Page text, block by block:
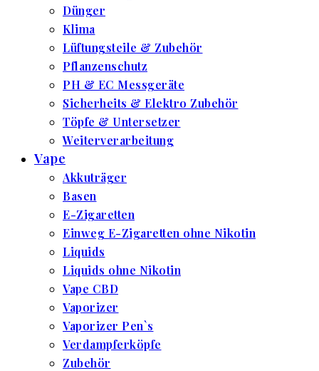
Dünger
Klima
Lüftungsteile & Zubehör
Pflanzenschutz
PH & EC Messgeräte
Sicherheits & Elektro Zubehör
Töpfe & Untersetzer
Weiterverarbeitung
Vape
Akkuträger
Basen
E-Zigaretten
Einweg E-Zigaretten ohne Nikotin
Liquids
Liquids ohne Nikotin
Vape CBD
Vaporizer
Vaporizer Pen`s
Verdampferköpfe
Zubehör